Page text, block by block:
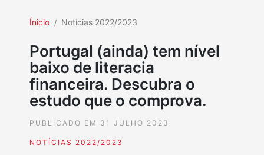
Ínicio Notícias 2022/2023
Portugal (ainda) tem nível
baixo de literacia
financeira. Descubra o
estudo que o comprova.
PUBLICADO EM 31 JULHO 2023
NOTÍCIAS 2022/2023